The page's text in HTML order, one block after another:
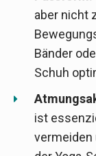
aber nicht
Bänder
Schuh
ist
vermeiden